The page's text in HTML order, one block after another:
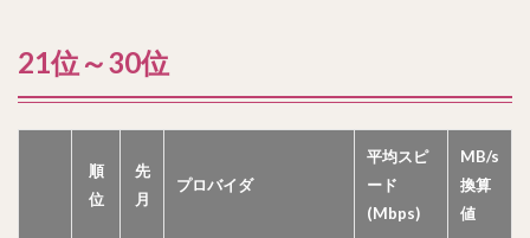
21位～30位
順
位
先
月
プロバイダ
平均スピ
ード
(Mbps)
MB/s
換算
値